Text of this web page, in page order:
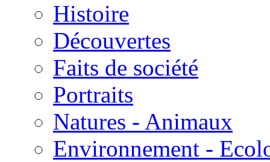
Histoire
Découvertes
Faits de société
Portraits
Natures - Animaux
Environnement -